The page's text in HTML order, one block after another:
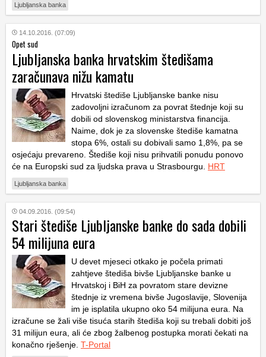
Ljubljanska banka
14.10.2016. (07:09)
Opet sud
Ljubljanska banka hrvatskim štedišama
zaračunava nižu kamatu
Hrvatski štediše Ljubljanske banke nisu
zadovoljni izračunom za povrat štednje koji su
dobili od slovenskog ministarstva financija.
Naime, dok je za slovenske štediše kamatna
stopa 6%, ostali su dobivali samo 1,8%, pa se
osjećaju prevareno. Štediše koji nisu prihvatili ponudu ponovo
će na Europski sud za ljudska prava u Strasbourgu. HRT
Ljubljanska banka
04.09.2016. (09:54)
Stari štediše Ljubljanske banke do sada dobili
54 milijuna eura
U devet mjeseci otkako je počela primati
zahtjeve štediša bivše Ljubljanske banke u
Hrvatskoj i BiH za povratom stare devizne
štednje iz vremena bivše Jugoslavije, Slovenija
im je isplatila ukupno oko 54 milijuna eura. Na
izračune se žali više tisuća starih štediša koji su trebali dobiti još
31 milijun eura, ali će zbog žalbenog postupka morati čekati na
konačno rješenje. T-Portal